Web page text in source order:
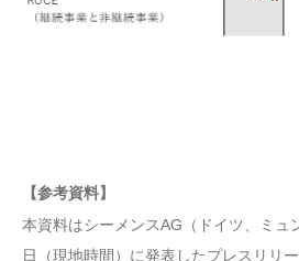
【参考資料】
本資料はシーメンスAG（ドイツ、ミュ
日（現地時間）に発表したプレスリリ